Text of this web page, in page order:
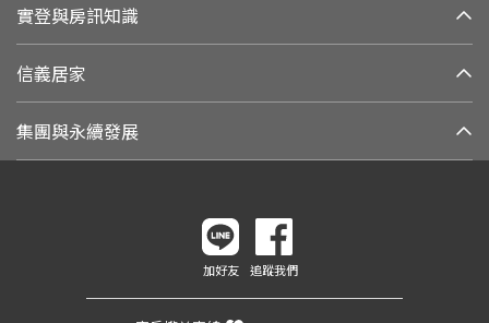
實登與房訊知識
信義居家
集團與永續發展
加好友 追蹤我們